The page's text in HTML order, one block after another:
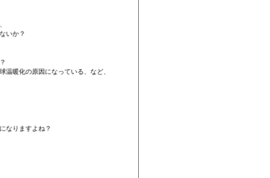
いか？
暖化の原因になっている、など、
なりますよね？